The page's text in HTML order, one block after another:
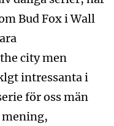
Bud Fox i Wall
city men
intressanta i
för oss män